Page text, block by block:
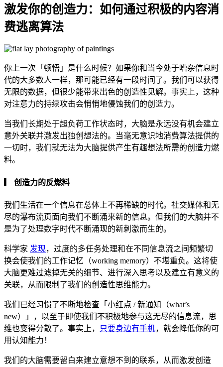
激发你的创造力：如何通过积极的内容消
费逃离算法
你上一次「顿悟」是什么时候？如果你和当今处于嘈杂信息时
代的大多数人一样，那可能已经有一段时间了。我们可以获得
无限的数据，但很少能带来出色的创造性见解。事实上，这种
对注意力的持续攻击会悄悄地侵蚀我们的创造力。
当我们长期处于超负荷工作状态时，大脑是永远没有机会建立
意外关联并激发出独创想法的。当毫无意识地消费算法提供的
一切时，我们就无法为大脑提供产生有趣想法所需的创造力燃
料。
▎ 创造力的反燃料
我们生活在一个信息在总体上不再稀缺的时代。社交媒体和无
尽的瀑布流页面向我们不断涌来新的信息。但我们的大脑并不
是为了处理数字时代不断涌现的新刺激而生的。
科学家 发现，过度的多任务处理和在不同信息流之间频繁切
换会使我们的工作记忆（working memory）不堪重负。这将使
大脑更难过滤掉无关的细节、进行深入思考以及建立有意义的
关联，从而限制了我们的创造性思维能力。
我们已经习惯了不断地检查「小红点 / 新通知（what’s
new）」，以至于即使我们不积极地参与这无尽的信息流，思
维也变得分散了。事实上，
只要身边有手机，就会降低你的可
用认知能力！
我们的大脑需要留白来建立意想不到的联系，从而激发创造